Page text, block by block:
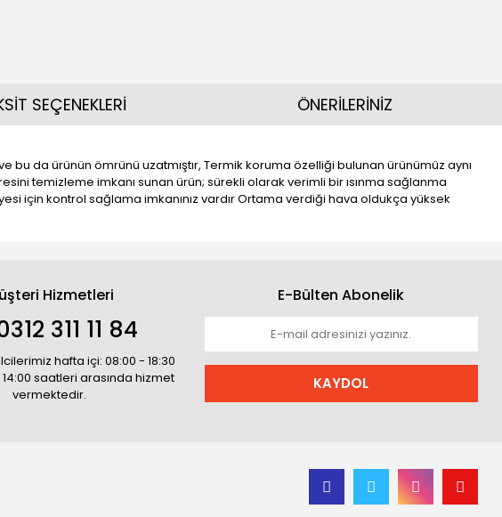
bu da ürünün ömrünü uzatmıştır, Termik koruma özelliği bulunan ürünümüz aynı
temizleme imkanı sunan ürün; sürekli olarak verimli bir ısınma sağlanma
için kontrol sağlama imkanınız vardır Ortama verdiği hava oldukça yüksek
SEÇENEKLERİ ÖNERİLERİNİZ
Hizmetleri
311 11 84
hafta içi: 08:00 - 18:30
saatleri arasında hizmet
vermektedir.
E-Bülten Abonelik
KAYDOL